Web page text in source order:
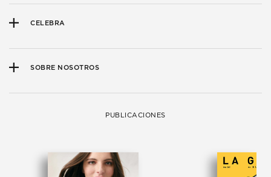
CELEBRA
SOBRE NOSOTROS
PUBLICACIONES